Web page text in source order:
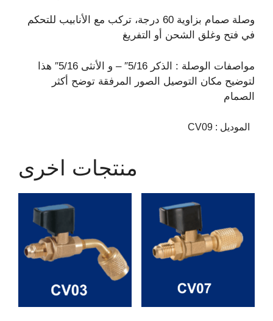
وصلة صمام بزاوية 60 درجة، تركب مع الأنابيب للتحكم
في فتح وغلق الشحن أو التفريغ
مواصفات الوصلة : الذكر 5/16″ – و الأنثى 5/16″ هذا
لتوضيح مكان التوصيل الصور المرفقة توضح أكثر
الصمام
CV09 :
منتجات اخرى